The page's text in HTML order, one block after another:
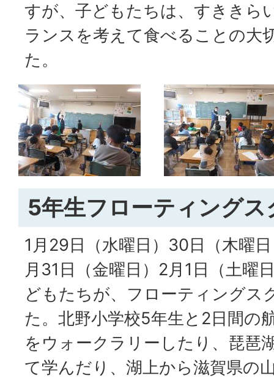
すが、子どもたちは、すききら
ランスを考えて食べることの大
た。
5年生フローティングス
1月29日（水曜日）30日（木曜
月31日（金曜日）2月1日（土曜
どもたちが、フローティングス
た。北野小学校5年生と2日間の
をウォークラリーしたり、琵琶
て学んだり、湖上から滋賀県の